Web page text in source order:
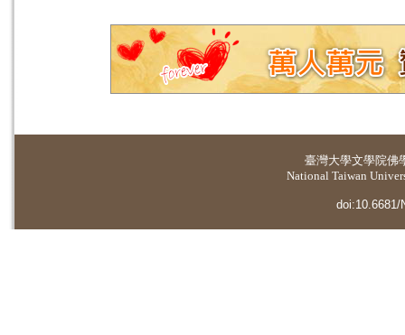
臺灣大學文學院佛
National Taiwan
doi:10.6681/